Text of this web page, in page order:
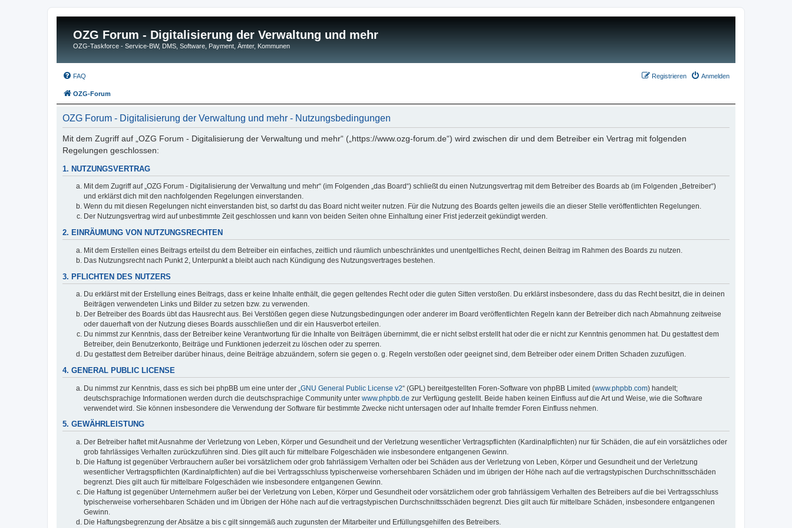
OZG Forum - Digitalisierung der Verwaltung und mehr
OZG-Taskforce - Service-BW, DMS, Software, Payment, Ämter, Kommunen
FAQ Anmelden
Registrieren
OZG-Forum
OZG Forum - Digitalisierung der Verwaltung und mehr - Nutzungsbedingungen
Mit dem Zugriff auf „OZG Forum - Digitalisierung der Verwaltung und mehr“ („https://www.ozg-forum.de“) wird zwischen dir und dem Betreiber ein Vertrag mit folgenden
Regelungen geschlossen:
1. NUTZUNGSVERTRAG
Mit dem Zugriff auf „OZG Forum - Digitalisierung der Verwaltung und mehr“ (im Folgenden „das Board“) schließt du einen Nutzungsvertrag mit dem Betreiber des Boards ab (im Folgenden „Betreiber“)
und erklärst dich mit den nachfolgenden Regelungen einverstanden.
Wenn du mit diesen Regelungen nicht einverstanden bist, so darfst du das Board nicht weiter nutzen. Für die Nutzung des Boards gelten jeweils die an dieser Stelle veröffentlichten Regelungen.
Der Nutzungsvertrag wird auf unbestimmte Zeit geschlossen und kann von beiden Seiten ohne Einhaltung einer Frist jederzeit gekündigt werden.
2. EINRÄUMUNG VON NUTZUNGSRECHTEN
Mit dem Erstellen eines Beitrags erteilst du dem Betreiber ein einfaches, zeitlich und räumlich unbeschränktes und unentgeltliches Recht, deinen Beitrag im Rahmen des Boards zu nutzen.
Das Nutzungsrecht nach Punkt 2, Unterpunkt a bleibt auch nach Kündigung des Nutzungsvertrages bestehen.
3. PFLICHTEN DES NUTZERS
Du erklärst mit der Erstellung eines Beitrags, dass er keine Inhalte enthält, die gegen geltendes Recht oder die guten Sitten verstoßen. Du erklärst insbesondere, dass du das Recht besitzt, die in deinen
Beiträgen verwendeten Links und Bilder zu setzen bzw. zu verwenden.
Der Betreiber des Boards übt das Hausrecht aus. Bei Verstößen gegen diese Nutzungsbedingungen oder anderer im Board veröffentlichten Regeln kann der Betreiber dich nach Abmahnung zeitweise
oder dauerhaft von der Nutzung dieses Boards ausschließen und dir ein Hausverbot erteilen.
Du nimmst zur Kenntnis, dass der Betreiber keine Verantwortung für die Inhalte von Beiträgen übernimmt, die er nicht selbst erstellt hat oder die er nicht zur Kenntnis genommen hat. Du gestattest dem
Betreiber, dein Benutzerkonto, Beiträge und Funktionen jederzeit zu löschen oder zu sperren.
Du gestattest dem Betreiber darüber hinaus, deine Beiträge abzuändern, sofern sie gegen o. g. Regeln verstoßen oder geeignet sind, dem Betreiber oder einem Dritten Schaden zuzufügen.
4. GENERAL PUBLIC LICENSE
Du nimmst zur Kenntnis, dass es sich bei phpBB um eine unter der „ GNU General Public License v2“ (GPL) bereitgestellten Foren-Software von phpBB Limited (www.phpbb.com) handelt;
deutschsprachige Informationen werden durch die deutschsprachige Community unter www.phpbb.de zur Verfügung gestellt. Beide haben keinen Einfluss auf die Art und Weise, wie die Software
verwendet wird. Sie können insbesondere die Verwendung der Software für bestimmte Zwecke nicht untersagen oder auf Inhalte fremder Foren Einfluss nehmen.
5. GEWÄHRLEISTUNG
Der Betreiber haftet mit Ausnahme der Verletzung von Leben, Körper und Gesundheit und der Verletzung wesentlicher Vertragspflichten (Kardinalpflichten) nur für Schäden, die auf ein vorsätzliches oder
grob fahrlässiges Verhalten zurückzuführen sind. Dies gilt auch für mittelbare Folgeschäden wie insbesondere entgangenen Gewinn.
Die Haftung ist gegenüber Verbrauchern außer bei vorsätzlichem oder grob fahrlässigem Verhalten oder bei Schäden aus der Verletzung von Leben, Körper und Gesundheit und der Verletzung
wesentlicher Vertragspflichten (Kardinalpflichten) auf die bei Vertragsschluss typischerweise vorhersehbaren Schäden und im übrigen der Höhe nach auf die vertragstypischen Durchschnittsschäden
begrenzt. Dies gilt auch für mittelbare Folgeschäden wie insbesondere entgangenen Gewinn.
Die Haftung ist gegenüber Unternehmern außer bei der Verletzung von Leben, Körper und Gesundheit oder vorsätzlichem oder grob fahrlässigem Verhalten des Betreibers auf die bei Vertragsschluss
typischerweise vorhersehbaren Schäden und im Übrigen der Höhe nach auf die vertragstypischen Durchschnittsschäden begrenzt. Dies gilt auch für mittelbare Schäden, insbesondere entgangenen
Gewinn.
Die Haftungsbegrenzung der Absätze a bis c gilt sinngemäß auch zugunsten der Mitarbeiter und Erfüllungsgehilfen des Betreibers.